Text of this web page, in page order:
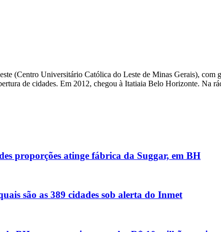
(Centro Universitário Católica do Leste de Minas Gerais),
de cidades. Em 2012, chegou à Itatiaia Belo Horizonte. Na
proporções atinge fábrica da Suggar, em BH
são as 389 cidades sob alerta do Inmet